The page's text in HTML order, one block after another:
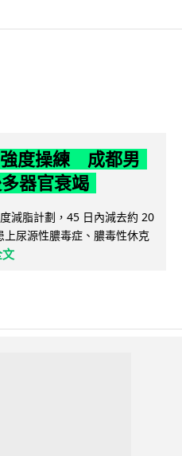
度操練 成都男
器官衰竭
減脂計劃，45 日內減去約 20
尿源性膿毒症、膿毒性休克